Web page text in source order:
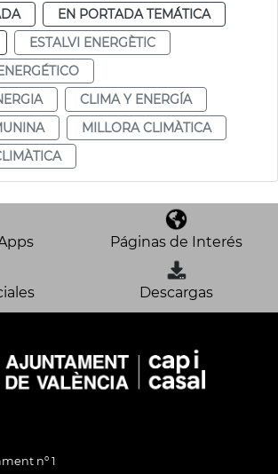
EN PORTADA TEMÁTICA
ESTALVI ENERGÈTIC
CLIMA Y ENERGÍA
MILLORA CLIMÀTICA
Páginas de Interés
Descargas
nº 1